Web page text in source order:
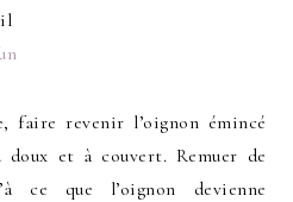
faire revenir l’oignon émincé
doux et à couvert. Remuer de
ce que l’oignon devienne